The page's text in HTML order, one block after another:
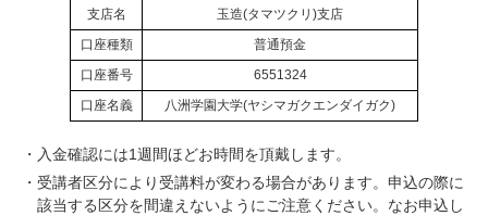
支店名
玉造(タマツクリ)支店
口座種類
普通預金
口座番号
6551324
口座名義
八洲学園大学(ヤシマガクエンダイガク)
・入金確認には1週間ほどお時間を頂戴します。
・受講者区分により受講料が変わる場合があります。申込の際に
該当する区分を間違えないようにご注意ください。なお申込し